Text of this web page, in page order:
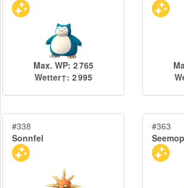
Max. WP: 2 765
Wetter↑: 2 995
#338
Sonnfel
#363